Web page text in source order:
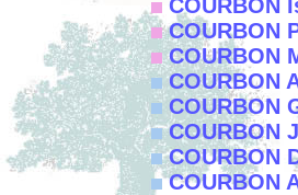
COURBON
COURBON
COURBON
COURBON
COURBON
COURBON
COURBON
COURBON